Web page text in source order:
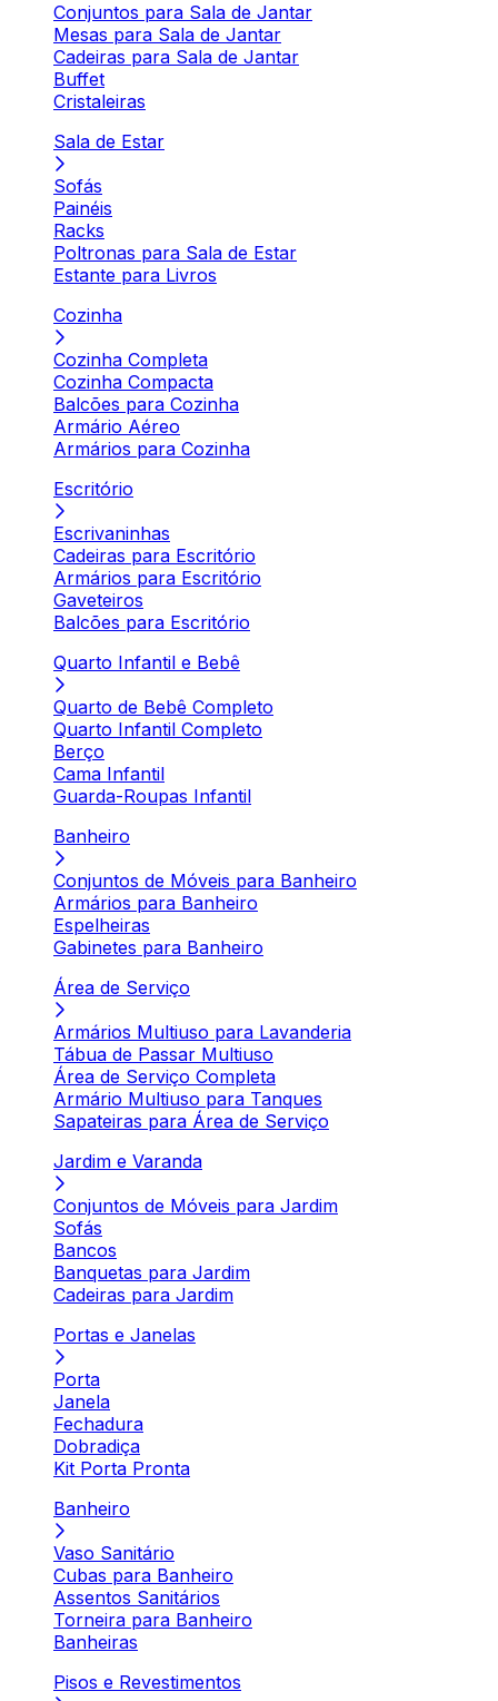
Conjuntos para Sala de Jantar
Mesas para Sala de Jantar
Cadeiras para Sala de Jantar
Buffet
Cristaleiras
Sala de Estar
Sofás
Painéis
Racks
Poltronas para Sala de Estar
Estante para Livros
Cozinha
Cozinha Completa
Cozinha Compacta
Balcões para Cozinha
Armário Aéreo
Armários para Cozinha
Escritório
Escrivaninhas
Cadeiras para Escritório
Armários para Escritório
Gaveteiros
Balcões para Escritório
Quarto Infantil e Bebê
Quarto de Bebê Completo
Quarto Infantil Completo
Berço
Cama Infantil
Guarda-Roupas Infantil
Banheiro
Conjuntos de Móveis para Banheiro
Armários para Banheiro
Espelheiras
Gabinetes para Banheiro
Área de Serviço
Armários Multiuso para Lavanderia
Tábua de Passar Multiuso
Área de Serviço Completa
Armário Multiuso para Tanques
Sapateiras para Área de Serviço
Jardim e Varanda
Conjuntos de Móveis para Jardim
Sofás
Bancos
Banquetas para Jardim
Cadeiras para Jardim
Portas e Janelas
Porta
Janela
Fechadura
Dobradiça
Kit Porta Pronta
Banheiro
Vaso Sanitário
Cubas para Banheiro
Assentos Sanitários
Torneira para Banheiro
Banheiras
Pisos e Revestimentos